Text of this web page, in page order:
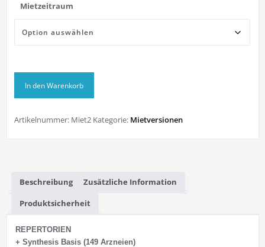
Mietzeitraum
In den Warenkorb
Artikelnummer: Miet2 Kategorie: Mietversionen
Beschreibung Zusätzliche Information
Produktsicherheit
REPERTORIEN
+ Synthesis Basis (149 Arzneien)